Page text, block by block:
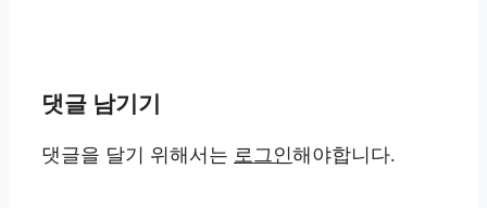
댓글 남기기
댓글을 달기 위해서는 로그인해야합니다.